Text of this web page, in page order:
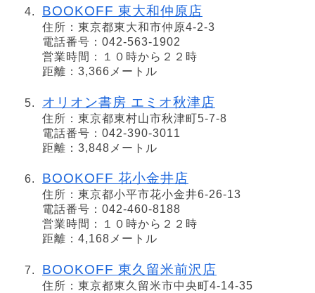
BOOKOFF 東大和仲原店
住所：東京都東大和市仲原4-2-3
電話番号：042-563-1902
営業時間：１０時から２２時
距離：3,366メートル
オリオン書房 エミオ秋津店
住所：東京都東村山市秋津町5-7-8
電話番号：042-390-3011
距離：3,848メートル
BOOKOFF 花小金井店
住所：東京都小平市花小金井6-26-13
電話番号：042-460-8188
営業時間：１０時から２２時
距離：4,168メートル
BOOKOFF 東久留米前沢店
住所：東京都東久留米市中央町4-14-35